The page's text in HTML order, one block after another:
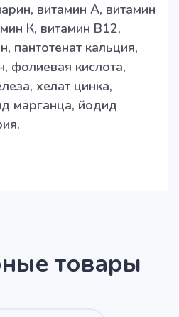
витамин А, витамин
К, витамин B12,
пантотенат кальция,
фолиевая кислота,
хелат цинка,
марганца, йодид
товары